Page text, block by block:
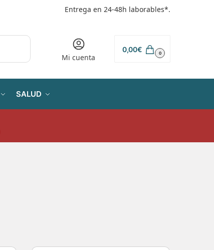
Entrega en 24-48h laborables*.
Mi cuenta
0,00€ 0
SALUD